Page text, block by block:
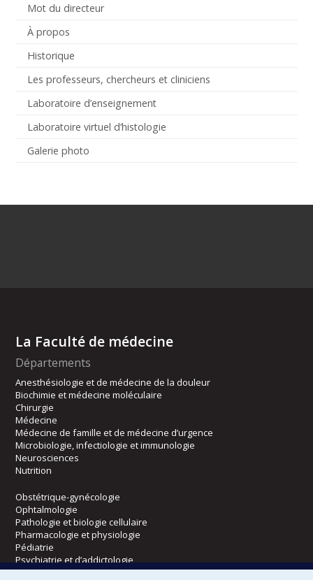
Mot du directeur
À propos
Historique
Les professeurs, chercheurs et cliniciens
Laboratoire d’enseignement
Laboratoire virtuel d’histologie
Galerie photo
La Faculté de médecine
Départements
Anesthésiologie et de médecine de la douleur
Biochimie et médecine moléculaire
Chirurgie
Médecine
Médecine de famille et de médecine d’urgence
Microbiologie, infectiologie et immunologie
Neurosciences
Nutrition
Obstétrique-gynécologie
Ophtalmologie
Pathologie et biologie cellulaire
Pharmacologie et physiologie
Pédiatrie
Psychiatrie et d’addictologie
Radiologie, radio-oncologie et médecine nucléaire